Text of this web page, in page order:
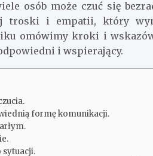
osób może czuć się
troski i empatii, który
omówimy kroki i
i wspierający.
formę komunikacji.
sytuacji.